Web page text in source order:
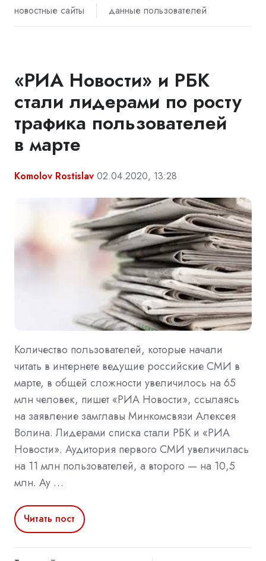
новостные сайты
данные пользователей
«РИА Новости» и РБК
стали лидерами по росту
трафика пользователей
в марте
Komolov Rostislav 02.04.2020, 13:28
Количество пользователей, которые начали
читать в интернете ведущие российские СМИ в
марте, в общей сложности увеличилось на 65
млн человек, пишет «РИА Новости», ссылаясь
на заявление замглавы Минкомсвязи Алексея
Волина. Лидерами списка стали РБК и «РИА
Новости». Аудитория первого СМИ увеличилась
на 11 млн пользователей, а второго — на 10,5
млн. Ау …
Читать пост